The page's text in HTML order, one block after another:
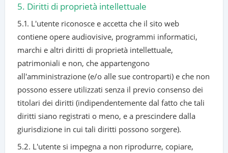
5. Diritti di proprietà intellettuale
5.1. L'utente riconosce e accetta che il sito web
contiene opere audiovisive, programmi informatici,
marchi e altri diritti di proprietà intellettuale,
patrimoniali e non, che appartengono
all'amministrazione (e/o alle sue controparti) e che non
possono essere utilizzati senza il previo consenso dei
titolari dei diritti (indipendentemente dal fatto che tali
diritti siano registrati o meno, e a prescindere dalla
giurisdizione in cui tali diritti possono sorgere).
5.2. L'utente si impegna a non riprodurre, copiare,